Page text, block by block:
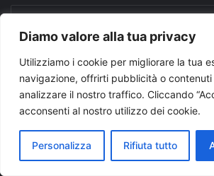
Diamo valore alla tua privacy
Utilizziamo i cookie per migliorare la tua
navigazione, offrirti pubblicità o
analizzare il nostro traffico. Cliccando
acconsenti al nostro utilizzo dei cookie.
Personalizza Rifiuta tutto
Inserisci
tuo
indirizzo
Pugliapress - Quotidiano online editore